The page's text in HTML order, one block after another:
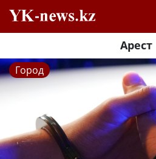
Арест
Город